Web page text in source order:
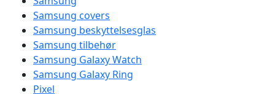
Samsung covers
Samsung beskyttelsesglas
Samsung tilbehør
Samsung Galaxy Watch
Samsung Galaxy Ring
Pixel